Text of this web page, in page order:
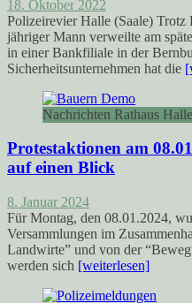
18. Oktober 2022
Polizeirevier Halle (Saale)
jähriger Mann verweilte am
in einer Bankfiliale in der
Sicherheitsunternehmen hat die
Nachrichten Rathaus
Protestaktionen am
auf einen Blick
8. Januar 2024
Für Montag, den 08.01.2024,
Versammlungen im
Landwirte” und von der
werden sich [weiterlesen]